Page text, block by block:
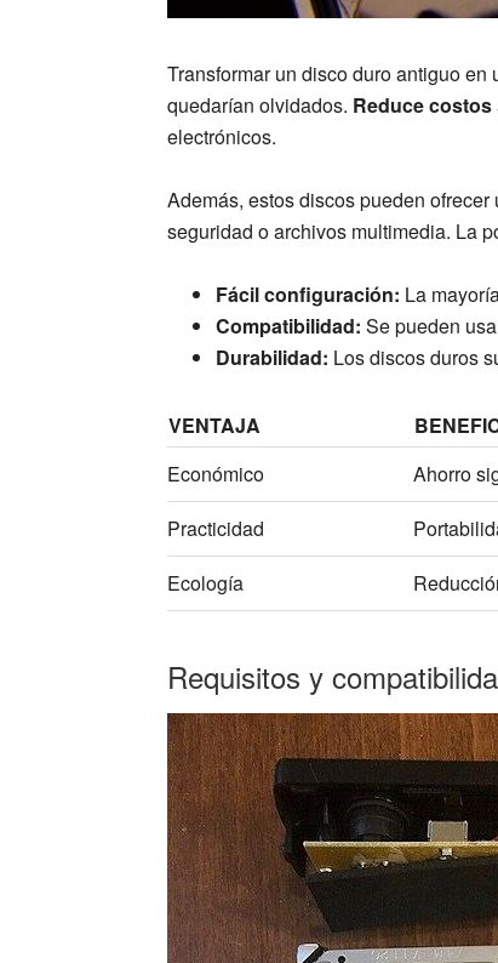
Transformar un disco duro antiguo
quedarían olvidados. Reduce costos
electrónicos.
Además, estos discos pueden ofrecer
seguridad o archivos multimedia. La
Fácil configuración: La
Compatibilidad: Se pueden
Durabilidad: Los discos duros
VENTAJA
Económico
Ahorro
Practicidad
Ecología
Requisitos y